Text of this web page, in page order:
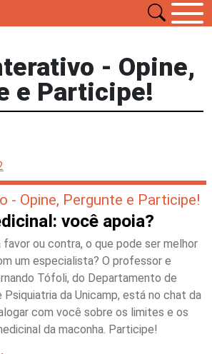
- Opine,
e Participe!
- Opine, Pergunte e Participe!
você apoia?
favor ou contra, o que pode ser melhor
um especialista? O professor e
Tófoli, do Departamento de
da Unicamp, está no chat da
com você sobre os limites e os
da maconha. Participe!